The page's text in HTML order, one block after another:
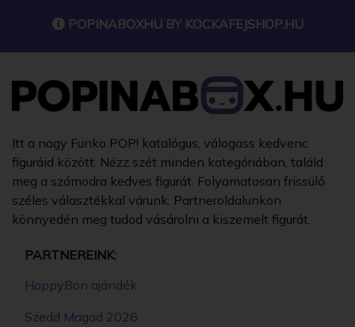
POPINABOXHU BY KOCKAFEJSHOP.HU
Itt a nagy Funko POP! katalógus, válogass kedvenc
figuráid között. Nézz szét minden kategóriában, találd
meg a számodra kedves figurát. Folyamatosan frissülő
széles választékkal várunk. Partneroldalunkon
könnyedén meg tudod vásárolni a kiszemelt figurát.
PARTNEREINK:
HappyBon ajándék
Szedd Magad 2026